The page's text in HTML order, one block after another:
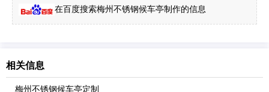
在百度搜索梅州不锈钢候车亭制作的信息
相关信息
梅州不锈钢候车亭定制